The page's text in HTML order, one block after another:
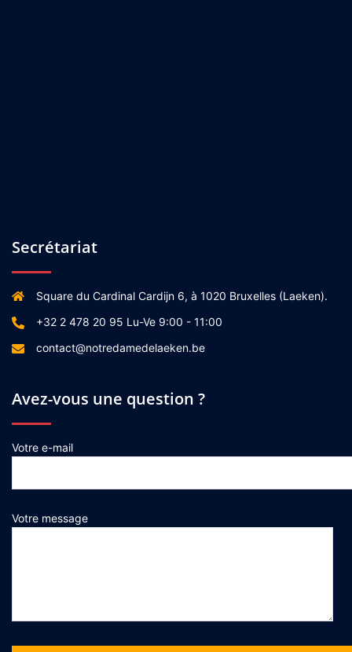
Secrétariat
Square du Cardinal Cardijn 6, à 1020 Bruxelles (Laeken).
+32 2 478 20 95 Lu-Ve 9:00 - 11:00
contact@notredamedelaeken.be
Avez-vous une question ?
Votre e-mail
Votre message